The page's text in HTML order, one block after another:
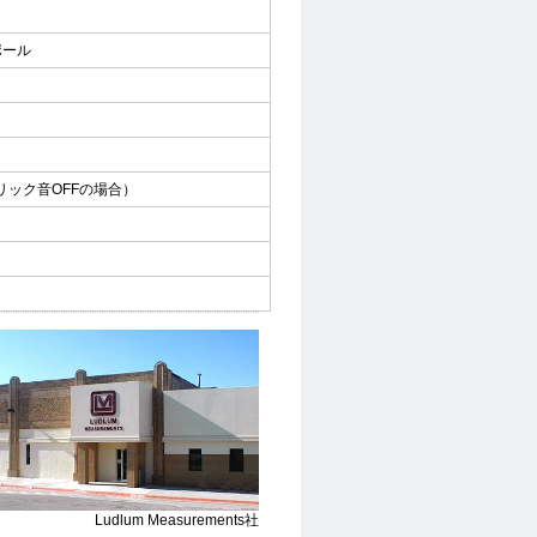
ル
ク音OFFの場合）
Measurements社